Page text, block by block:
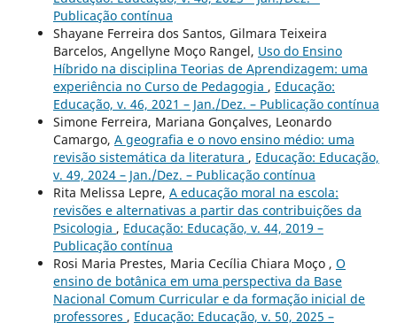
Publicação contínua
Shayane Ferreira dos Santos, Gilmara Teixeira
Barcelos, Angellyne Moço Rangel, Uso do Ensino
Híbrido na disciplina Teorias de Aprendizagem: uma
experiência no Curso de Pedagogia , Educação:
Educação, v. 46, 2021 – Jan./Dez. – Publicação contínua
Simone Ferreira, Mariana Gonçalves, Leonardo
Camargo, A geografia e o novo ensino médio: uma
revisão sistemática da literatura , Educação: Educação,
v. 49, 2024 – Jan./Dez. – Publicação contínua
Rita Melissa Lepre, A educação moral na escola:
revisões e alternativas a partir das contribuições da
Psicologia , Educação: Educação, v. 44, 2019 –
Publicação contínua
Rosi Maria Prestes, Maria Cecília Chiara Moço , O
ensino de botânica em uma perspectiva da Base
Nacional Comum Curricular e da formação inicial de
professores , Educação: Educação, v. 50, 2025 –